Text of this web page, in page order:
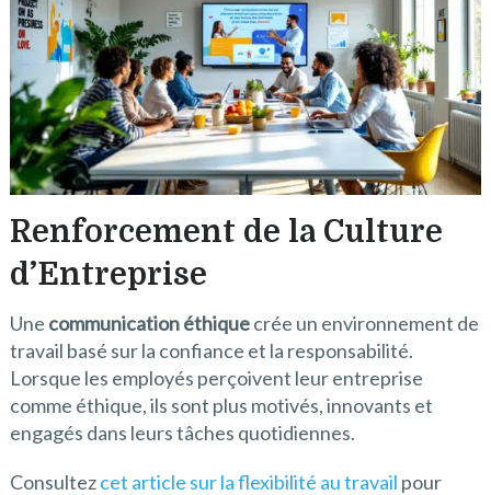
Renforcement de la Culture
d’Entreprise
Une communication éthiquecrée un environnement de
travail basé sur la confiance et la responsabilité.
Lorsque les employés perçoivent leur entreprise
comme éthique, ils sont plus motivés, innovants et
engagés dans leurs tâches quotidiennes.
Consultezcet article sur la flexibilité au travail pour